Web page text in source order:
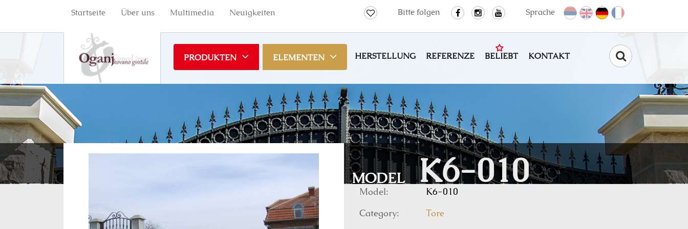
Sprache
Bitte folgen
Startseite Über uns Multimedia Neuigkeiten
PRODUKTEN ELEMENTEN HERSTELLUNG REFERENZE BELIEBT KONTAKT
MODEL K6-010
Model: K6-010
Category: Tore